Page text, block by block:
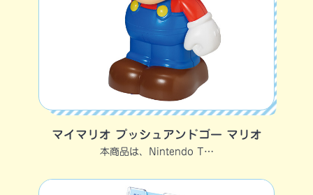
マイマリオ プッシュアンドゴー マリオ
本商品は、Nintendo T…